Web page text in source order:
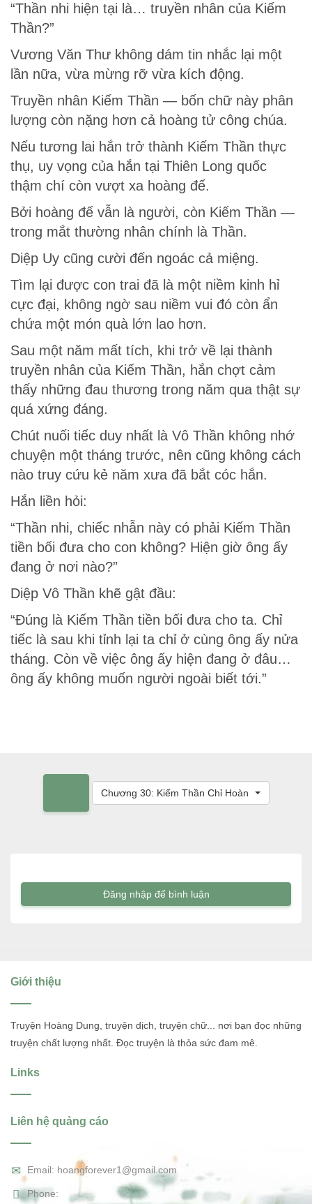
“Thần nhi hiện tại là… truyền nhân của Kiếm
Thần?”
Vương Văn Thư không dám tin nhắc lại một
lần nữa, vừa mừng rỡ vừa kích động.
Truyền nhân Kiếm Thần — bốn chữ này phân
lượng còn nặng hơn cả hoàng tử công chúa.
Nếu tương lai hắn trở thành Kiếm Thần thực
thụ, uy vọng của hắn tại Thiên Long quốc
thậm chí còn vượt xa hoàng đế.
Bởi hoàng đế vẫn là người, còn Kiếm Thần —
trong mắt thường nhân chính là Thần.
Diệp Uy cũng cười đến ngoác cả miệng.
Tìm lại được con trai đã là một niềm kinh hỉ
cực đại, không ngờ sau niềm vui đó còn ẩn
chứa một món quà lớn lao hơn.
Sau một năm mất tích, khi trở về lại thành
truyền nhân của Kiếm Thần, hắn chợt cảm
thấy những đau thương trong năm qua thật sự
quá xứng đáng.
Chút nuối tiếc duy nhất là Vô Thần không nhớ
chuyện một tháng trước, nên cũng không cách
nào truy cứu kẻ năm xưa đã bắt cóc hắn.
Hắn liền hỏi:
“Thần nhi, chiếc nhẫn này có phải Kiếm Thần
tiền bối đưa cho con không? Hiện giờ ông ấy
đang ở nơi nào?”
Diệp Vô Thần khẽ gật đầu:
“Đúng là Kiếm Thần tiền bối đưa cho ta. Chỉ
tiếc là sau khi tỉnh lại ta chỉ ở cùng ông ấy nửa
tháng. Còn về việc ông ấy hiện đang ở đâu…
ông ấy không muốn người ngoài biết tới.”
Chương 30: Kiếm Thần Chỉ Hoàn
Đăng nhập để bình luận
Giới thiệu
Truyện Hoàng Dung, truyện dịch, truyện chữ... nơi bạn đọc những
truyện chất lượng nhất. Đọc truyện là thỏa sức đam mê.
Links
Liên hệ quảng cáo
Email: hoangforever1@gmail.com
Phone: